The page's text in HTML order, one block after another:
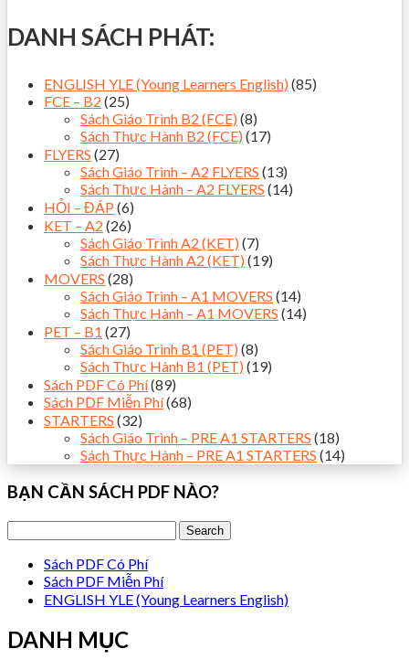
DANH SÁCH PHÁT:
ENGLISH YLE (Young Learners English) (85)
FCE – B2 (25)
Sách Giáo Trình B2 (FCE) (8)
Sách Thực Hành B2 (FCE) (17)
FLYERS (27)
Sách Giáo Trình – A2 FLYERS (13)
Sách Thực Hành – A2 FLYERS (14)
HỎI – ĐÁP (6)
KET – A2 (26)
Sách Giáo Trình A2 (KET) (7)
Sách Thực Hành A2 (KET) (19)
MOVERS (28)
Sách Giáo Trình – A1 MOVERS (14)
Sách Thực Hành – A1 MOVERS (14)
PET – B1 (27)
Sách Giáo Trình B1 (PET) (8)
Sách Thực Hành B1 (PET) (19)
Sách PDF Có Phí(89)
Sách PDF Miễn Phí(68)
STARTERS (32)
Sách Giáo Trình – PRE A1 STARTERS (18)
Sách Thực Hành – PRE A1 STARTERS (14)
BẠN CẦN SÁCH PDF NÀO?
Sách PDF Có Phí
Sách PDF Miễn Phí
ENGLISH YLE (Young Learners English)
DANH MỤC